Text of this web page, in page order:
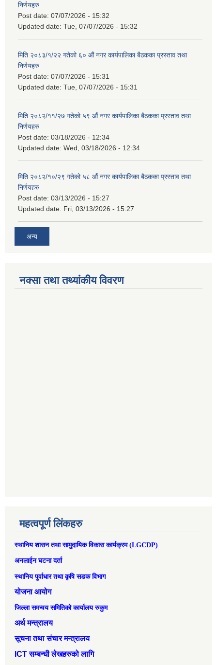
निर्णयहरु
Post date: 07/07/2026 - 15:32
Updated date: Tue, 07/07/2026 - 15:32
मिति २०८३/१/२२ गतेको ६० औं नगर कार्यपालिका बैठकका प्रस्ताव तथा
निर्णयहरु
Post date: 07/07/2026 - 15:31
Updated date: Tue, 07/07/2026 - 15:31
मिति २०८२/११/२७ गतेको ५९ औं नगर कार्यपालिका बैठकका प्रस्ताव तथा
निर्णयहरु
Post date: 03/18/2026 - 12:34
Updated date: Wed, 03/18/2026 - 12:34
मिति २०८२/१०/२९ गतेको ५८ औं नगर कार्यपालिका बैठकका प्रस्ताव तथा
निर्णयहरु
Post date: 03/13/2026 - 15:27
Updated date: Fri, 03/13/2026 - 15:27
अन्य
नक्सा तथा तथ्यांकीय विवरण
महत्वपूर्ण लिंकहरु
स्थानिय शासन तथा सामुदायिक विकास कार्यक्रम (LGCDP)
अनलाईन घटना दर्ता
स्थानिय पुर्वाधार तथा कृषि सडक विभाग
योजना आयोग
जिल्ला समन्वय समितिको कार्यालय रुकुम
अर्थ मन्त्रालय
सूचना तथा संचार मन्त्रालय
ICT सम्बन्धी लेखहरुको लागि